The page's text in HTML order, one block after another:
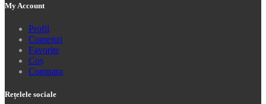
My Account
Profil
Comenzi
Favorite
Coș
Compara
Rețelele sociale